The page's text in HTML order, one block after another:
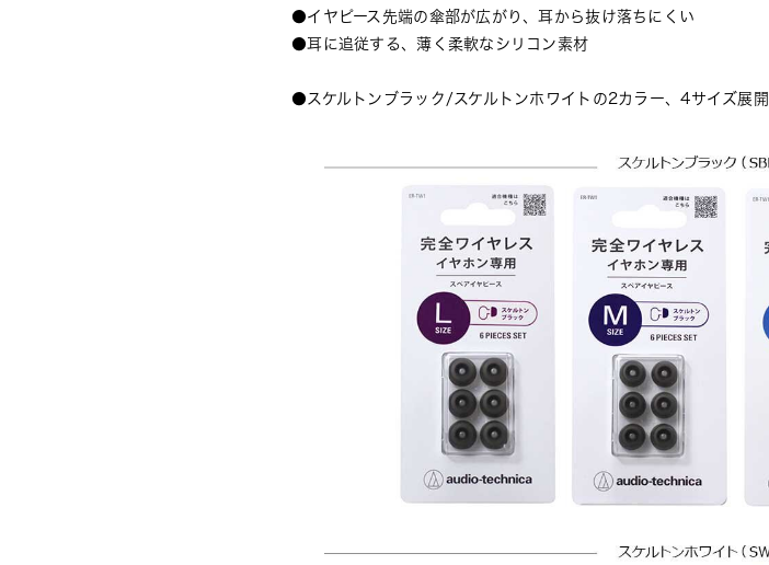
●イヤピース先端の傘部が広がり、耳から抜け落ちにくい
●耳に追従する、薄く柔軟なシリコン素材
●スケルトンブラック/スケルトンホワイトの2カラー、4サイズ展開